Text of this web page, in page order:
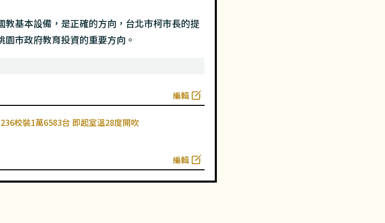
教基本設備，是正確的方向，台北市柯市長的提
市政府教育投資的重要方向。
編輯
校裝1萬6583台 即起室溫28度開吹
編輯